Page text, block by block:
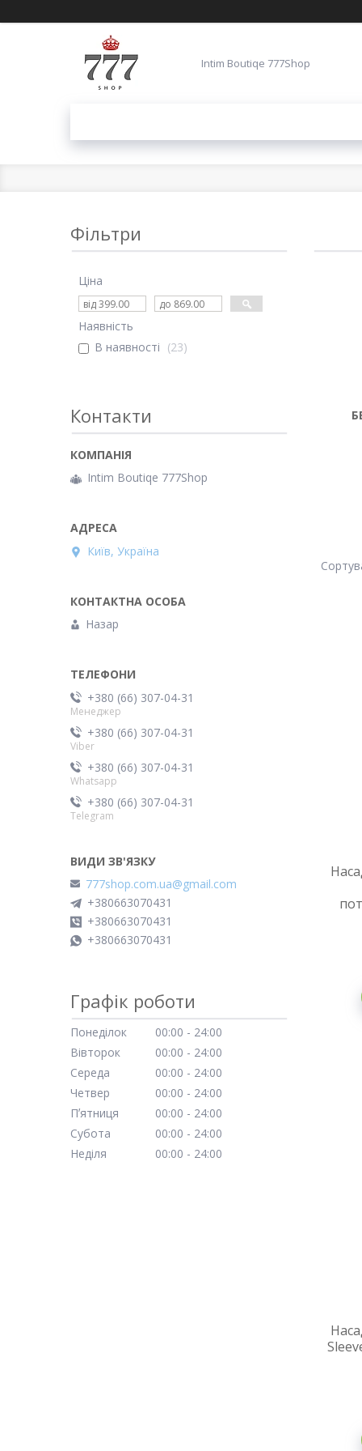
Intim Boutiqe 777Shop
Фільтри
Ціна
Наявність
В наявності
23
Контакти
Intim Boutiqe 777Shop
Київ, Україна
Назар
+380 (66) 307-04-31
Менеджер
+380 (66) 307-04-31
Viber
+380 (66) 307-04-31
Whatsapp
+380 (66) 307-04-31
Telegram
777shop.com.ua@gmail.com
+380663070431
+380663070431
+380663070431
Графік роботи
Понеділок 00:00
24:00
Вівторок
00:00
24:00
Середа
00:00
24:00
Четвер
00:00
24:00
Пʼятниця
00:00
24:00
Субота
00:00
24:00
Неділя
00:00 24:00